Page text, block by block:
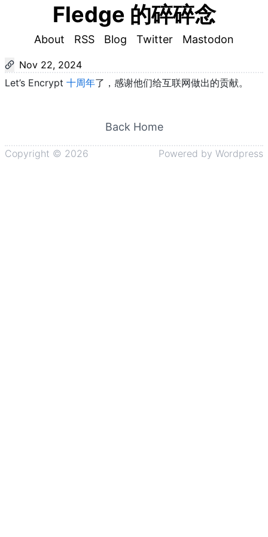
Fledge 的碎碎念
About RSS Blog Twitter Mastodon
Nov 22, 2024
Let’s Encrypt 十周年了，感谢他们给互联网做出的贡献。
Back Home
Copyright © 2026 Powered by Wordpress